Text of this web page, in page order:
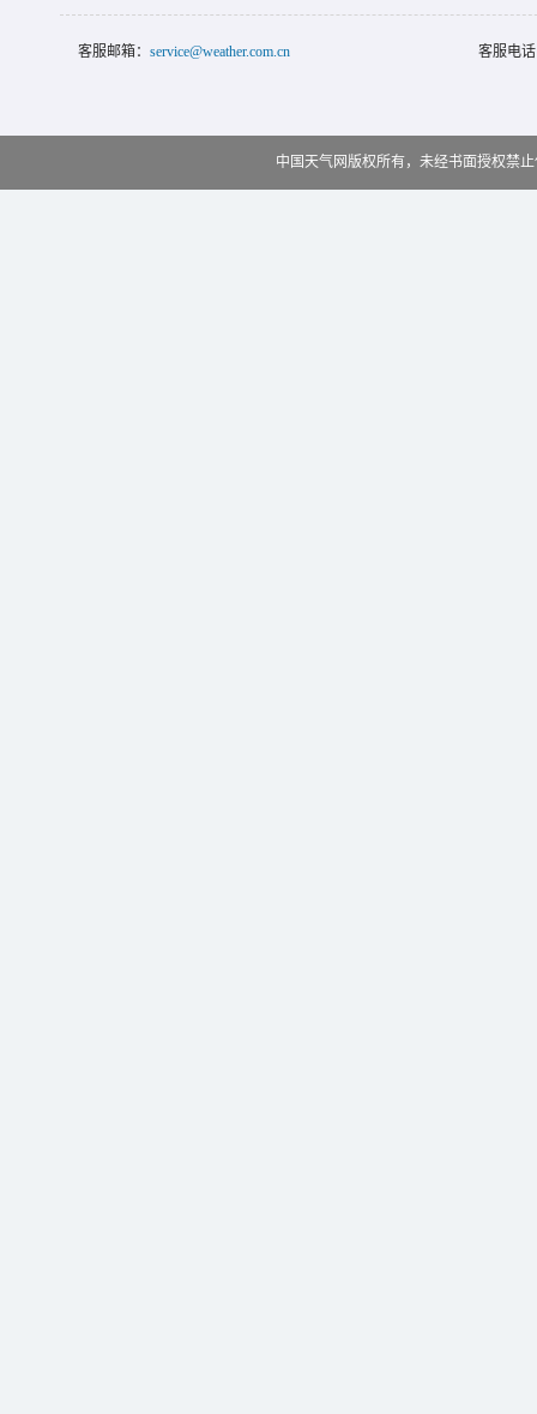
客服邮箱： service@weather.com.cn 客服电
中国天气网版权所有，未经书面授权